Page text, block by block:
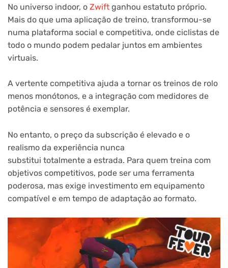
No universo indoor, o Zwift ganhou estatuto próprio.
Mais do que uma aplicação de treino, transformou-se
numa plataforma social e competitiva, onde ciclistas de
todo o mundo podem pedalar juntos em ambientes
virtuais.
A vertente competitiva ajuda a tornar os treinos de rolo
menos monótonos, e a integração com medidores de
potência e sensores é exemplar.
No entanto, o preço da subscrição é elevado e o
realismo da experiência nunca
substitui totalmente a estrada. Para quem treina com
objetivos competitivos, pode ser uma ferramenta
poderosa, mas exige investimento em equipamento
compatível e em tempo de adaptação ao formato.